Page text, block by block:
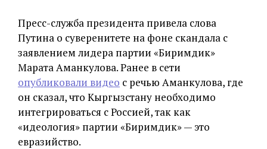
Пресс-служба президента привела слова
Путина о суверенитете на фоне скандала с
заявлением лидера партии «Биримдик»
Марата Аманкулова. Ранее в сети
опубликовали видео с речью Аманкулова, где
он сказал, что Кыргызстану необходимо
интегрироваться с Россией, так как
«идеология» партии «Биримдик» — это
евразийство.